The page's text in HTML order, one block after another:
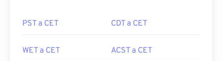
PST a CET CDT a CET
WET a CET ACST a CET